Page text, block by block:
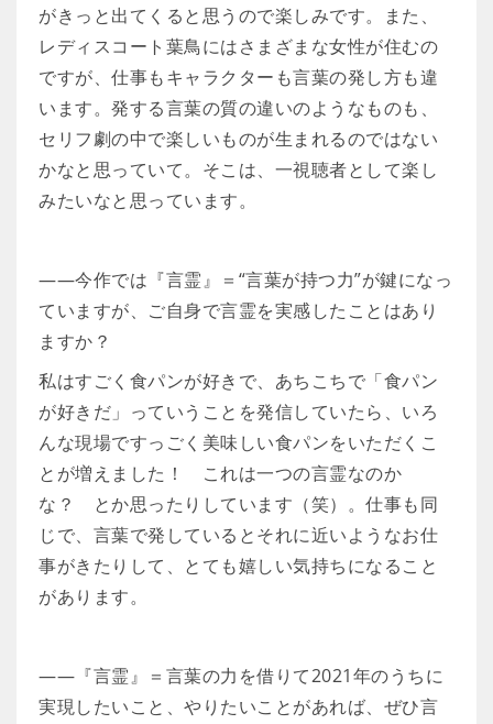
がきっと出てくると思うので楽しみです。また、
レディスコート葉鳥にはさまざまな女性が住むの
ですが、仕事もキャラクターも言葉の発し方も違
います。発する言葉の質の違いのようなものも、
セリフ劇の中で楽しいものが生まれるのではない
かなと思っていて。そこは、一視聴者として楽し
みたいなと思っています。
――今作では『言霊』＝“言葉が持つ力”が鍵になっ
ていますが、ご自身で言霊を実感したことはあり
ますか？
私はすごく食パンが好きで、あちこちで「食パン
が好きだ」っていうことを発信していたら、いろ
んな現場ですっごく美味しい食パンをいただくこ
とが増えました！ これは一つの言霊なのか
な？ とか思ったりしています（笑）。仕事も同
じで、言葉で発しているとそれに近いようなお仕
事がきたりして、とても嬉しい気持ちになること
があります。
――『言霊』＝言葉の力を借りて2021年のうちに
実現したいこと、やりたいことがあれば、ぜひ言